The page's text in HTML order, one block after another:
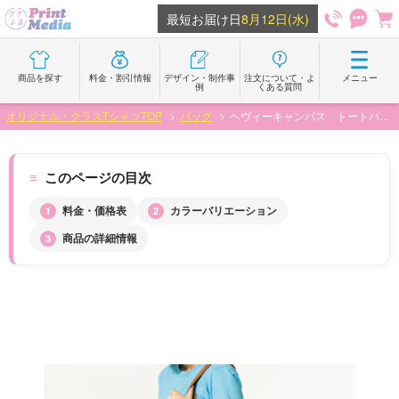
最短お届け日8月12日(水)
商品を探す 料金・割引情報 デザイン・制作事
例
注文について・よ
くある質問
メニュー
オリジナル・クラスTシャツTOP バッグ
このページの目次
料金・価格表
カラーバリエーション
商品の詳細情報